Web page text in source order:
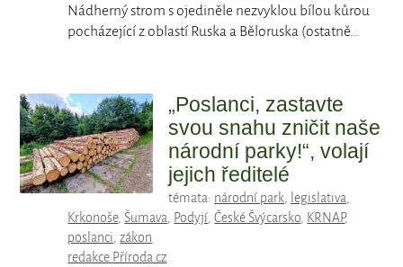
Nádherný strom s ojediněle nezvyklou bílou kůrou
pocházející z oblastí Ruska a Běloruska (ostatně…
„Poslanci, zastavte
svou snahu zničit naše
národní parky!“, volají
jejich ředitelé
témata: národní park, legislativa,
Krkonoše,Šumava, Podyjí,České Švýcarsko, KRNAP,
poslanci,zákon
redakce Příroda.cz